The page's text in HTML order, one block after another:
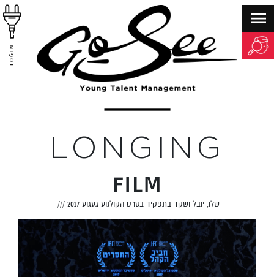
LOGIN
LONGING
FILM
שלו, יובל ושקד בתפקיד בסרט הקולנוע געגוע 2017 ///